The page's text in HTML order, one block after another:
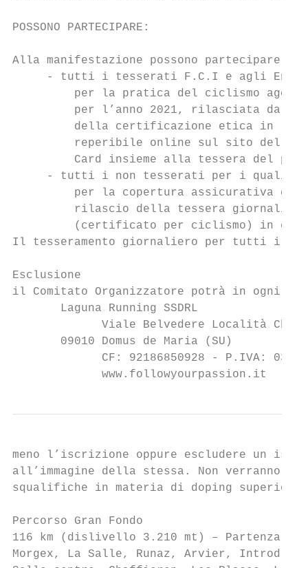
POSSONO PARTECIPARE:
Alla manifestazione possono partecipare:
- tutti i tesserati F.C.I e agli
per la pratica del ciclismo
per l’anno 2021, rilasciata
della certificazione etica in
reperibile online sul sito della
Card insieme alla tessera del
- tutti i non tesserati per i quali
per la copertura assicurativa di
rilascio della tessera
(certificato per ciclismo) in
Il tesseramento giornaliero per tutti i
Esclusione
il Comitato Organizzatore potrà in ogni
       Laguna Running SSDRL
             Viale Belvedere Località Chia
       09010 Domus de Maria (SU)
CF: 92186850928 - P.IVA:
www.followyourpassion.it
meno l’iscrizione oppure escludere un
all’immagine della stessa. Non
squalifiche in materia di doping superiori
Percorso Gran Fondo
116 km (dislivello 3.210 mt) – Partenza da
Morgex, La Salle, Runaz, Arvier, Introd,